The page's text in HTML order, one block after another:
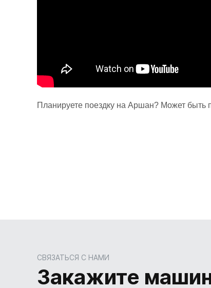
Планируете поездку на Аршан? Может быть
СВЯЗАТЬСЯ С НАМИ
Закажите